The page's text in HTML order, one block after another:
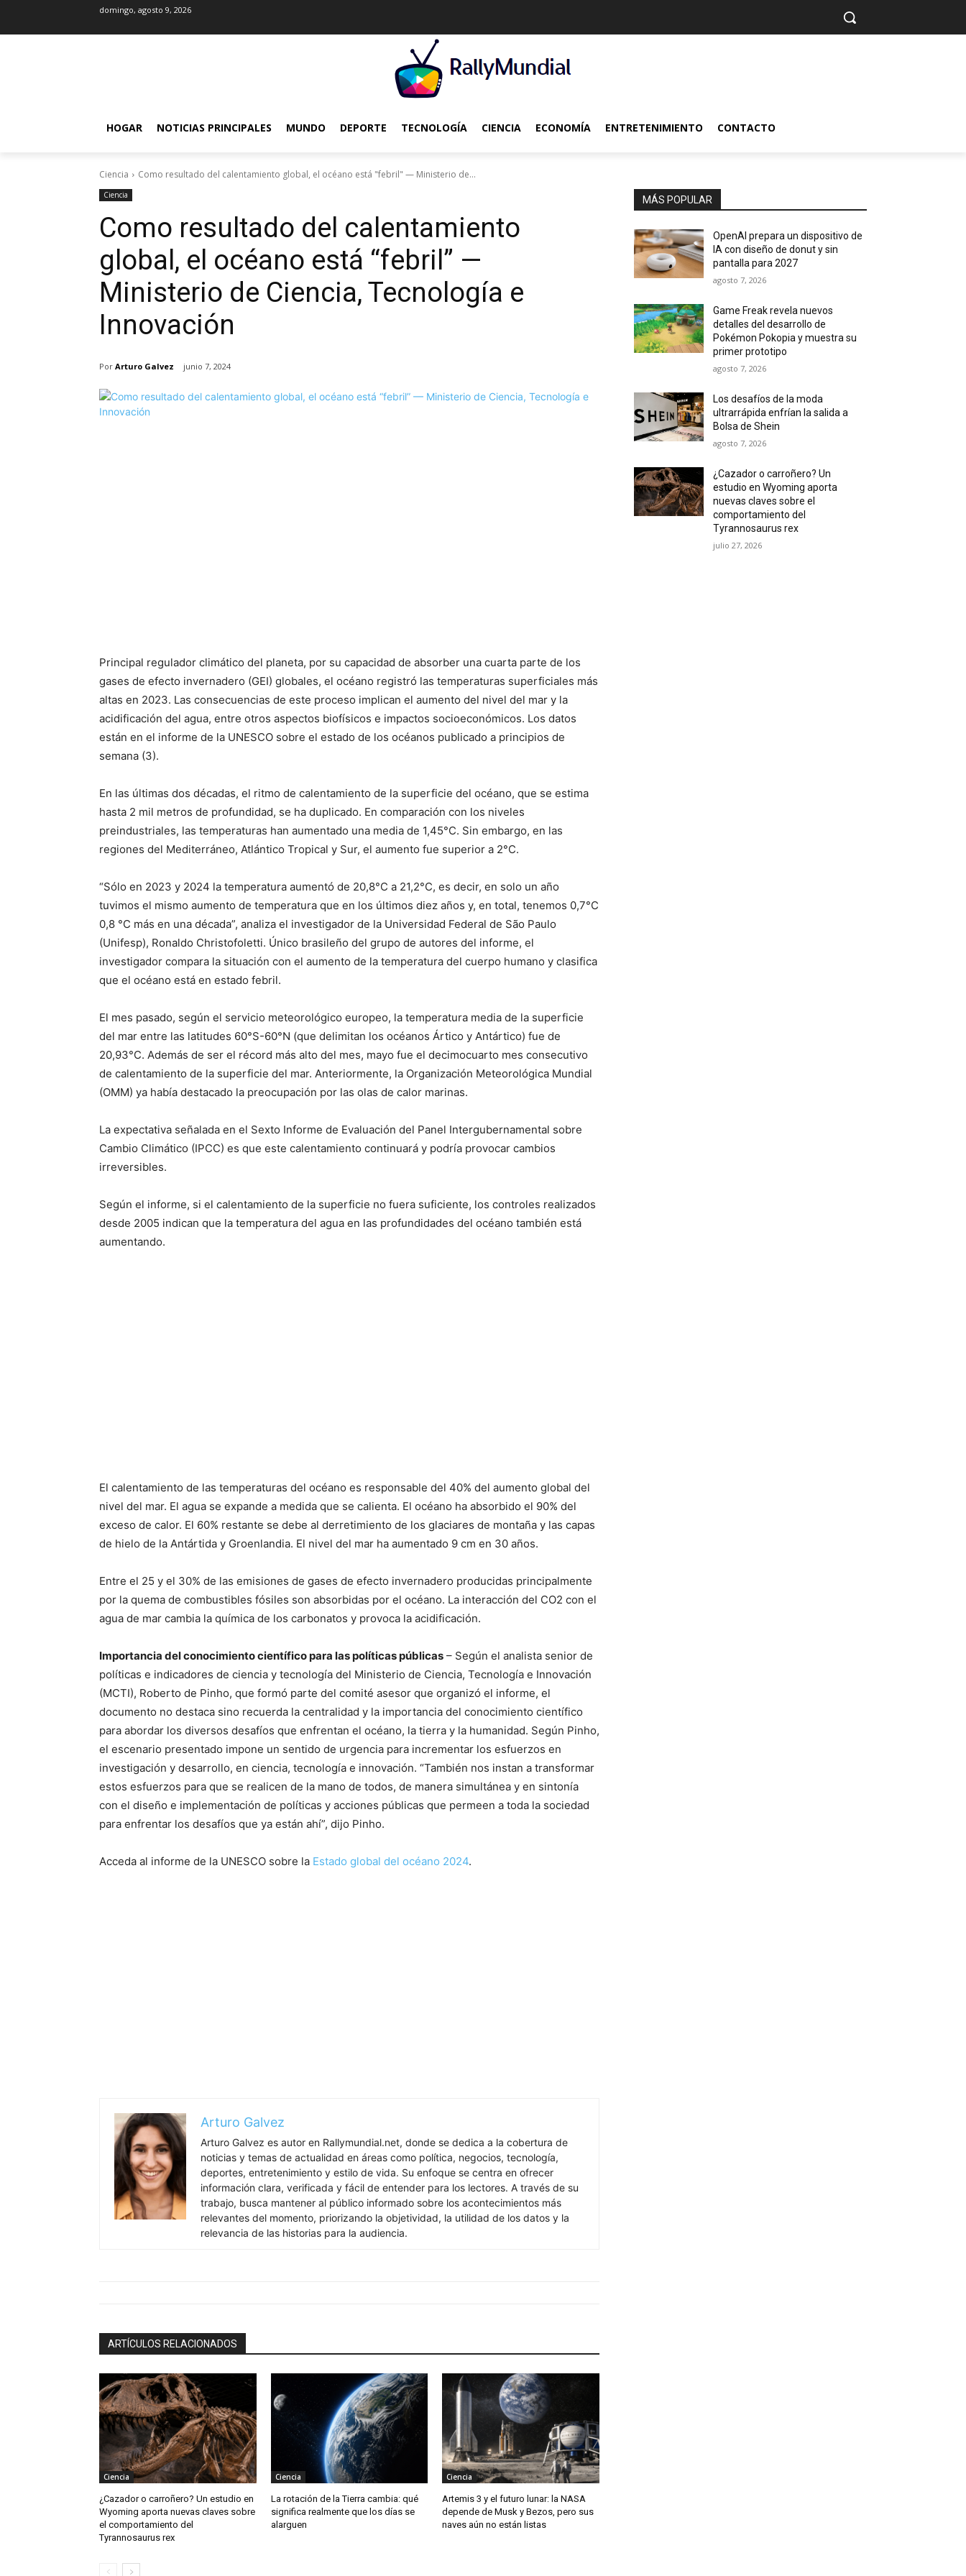
domingo, agosto 9, 2026
HOGAR NOTICIAS PRINCIPALES MUNDO DEPORTE TECNOLOGÍA CIENCIA ECONOMÍA ENTRETENIMIENTO CONTACTO
Ciencia Como resultado del calentamiento global, el océano está "febril" — Ministerio de...
Ciencia
Como resultado del calentamiento
global, el océano está “febril” —
Ministerio de Ciencia, Tecnología e
Innovación
Por Arturo Galvez junio 7, 2024
Principal regulador climático del planeta, por su capacidad de absorber una cuarta parte de los
gases de efecto invernadero (GEI) globales, el océano registró las temperaturas superficiales más
altas en 2023. Las consecuencias de este proceso implican el aumento del nivel del mar y la
acidificación del agua, entre otros aspectos biofísicos e impactos socioeconómicos. Los datos
están en el informe de la UNESCO sobre el estado de los océanos publicado a principios de
semana (3).
En las últimas dos décadas, el ritmo de calentamiento de la superficie del océano, que se estima
hasta 2 mil metros de profundidad, se ha duplicado. En comparación con los niveles
preindustriales, las temperaturas han aumentado una media de 1,45°C. Sin embargo, en las
regiones del Mediterráneo, Atlántico Tropical y Sur, el aumento fue superior a 2°C.
“Sólo en 2023 y 2024 la temperatura aumentó de 20,8°C a 21,2°C, es decir, en solo un año
tuvimos el mismo aumento de temperatura que en los últimos diez años y, en total, tenemos 0,7°C
0,8 °C más en una década”, analiza el investigador de la Universidad Federal de São Paulo
(Unifesp), Ronaldo Christofoletti. Único brasileño del grupo de autores del informe, el
investigador compara la situación con el aumento de la temperatura del cuerpo humano y clasifica
que el océano está en estado febril.
El mes pasado, según el servicio meteorológico europeo, la temperatura media de la superficie
del mar entre las latitudes 60°S-60°N (que delimitan los océanos Ártico y Antártico) fue de
20,93°C. Además de ser el récord más alto del mes, mayo fue el decimocuarto mes consecutivo
de calentamiento de la superficie del mar. Anteriormente, la Organización Meteorológica Mundial
(OMM) ya había destacado la preocupación por las olas de calor marinas.
La expectativa señalada en el Sexto Informe de Evaluación del Panel Intergubernamental sobre
Cambio Climático (IPCC) es que este calentamiento continuará y podría provocar cambios
irreversibles.
Según el informe, si el calentamiento de la superficie no fuera suficiente, los controles realizados
desde 2005 indican que la temperatura del agua en las profundidades del océano también está
aumentando.
El calentamiento de las temperaturas del océano es responsable del 40% del aumento global del
nivel del mar. El agua se expande a medida que se calienta. El océano ha absorbido el 90% del
exceso de calor. El 60% restante se debe al derretimiento de los glaciares de montaña y las capas
de hielo de la Antártida y Groenlandia. El nivel del mar ha aumentado 9 cm en 30 años.
Entre el 25 y el 30% de las emisiones de gases de efecto invernadero producidas principalmente
por la quema de combustibles fósiles son absorbidas por el océano. La interacción del CO2 con el
agua de mar cambia la química de los carbonatos y provoca la acidificación.
Importancia del conocimiento científico para las políticas públicas – Según el analista senior de
políticas e indicadores de ciencia y tecnología del Ministerio de Ciencia, Tecnología e Innovación
(MCTI), Roberto de Pinho, que formó parte del comité asesor que organizó el informe, el
documento no destaca sino recuerda la centralidad y la importancia del conocimiento científico
para abordar los diversos desafíos que enfrentan el océano, la tierra y la humanidad. Según Pinho,
el escenario presentado impone un sentido de urgencia para incrementar los esfuerzos en
investigación y desarrollo, en ciencia, tecnología e innovación. “También nos instan a transformar
estos esfuerzos para que se realicen de la mano de todos, de manera simultánea y en sintonía
con el diseño e implementación de políticas y acciones públicas que permeen a toda la sociedad
para enfrentar los desafíos que ya están ahí”, dijo Pinho.
Acceda al informe de la UNESCO sobre la Estado global del océano 2024.
Arturo Galvez
Arturo Galvez es autor en Rallymundial.net, donde se dedica a la cobertura de
noticias y temas de actualidad en áreas como política, negocios, tecnología,
deportes, entretenimiento y estilo de vida. Su enfoque se centra en ofrecer
información clara, verificada y fácil de entender para los lectores. A través de su
trabajo, busca mantener al público informado sobre los acontecimientos más
relevantes del momento, priorizando la objetividad, la utilidad de los datos y la
relevancia de las historias para la audiencia.
ARTÍCULOS RELACIONADOS
Ciencia
¿Cazador o carroñero? Un estudio en
Wyoming aporta nuevas claves sobre
el comportamiento del
Tyrannosaurus rex
Ciencia
La rotación de la Tierra cambia: qué
significa realmente que los días se
alarguen
Ciencia
Artemis 3 y el futuro lunar: la NASA
depende de Musk y Bezos, pero sus
naves aún no están listas
MÁS POPULAR
OpenAI prepara un dispositivo de
IA con diseño de donut y sin
pantalla para 2027
agosto 7, 2026
Game Freak revela nuevos
detalles del desarrollo de
Pokémon Pokopia y muestra su
primer prototipo
agosto 7, 2026
Los desafíos de la moda
ultrarrápida enfrían la salida a
Bolsa de Shein
agosto 7, 2026
¿Cazador o carroñero? Un
estudio en Wyoming aporta
nuevas claves sobre el
comportamiento del
Tyrannosaurus rex
julio 27, 2026